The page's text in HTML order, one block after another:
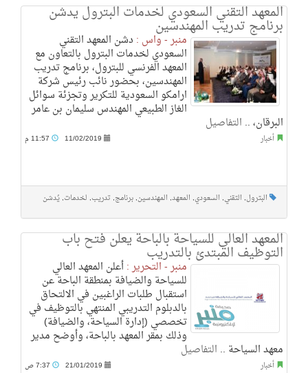
المعهد التقني السعودي لخدمات البترول يدشن
برنامج تدريب المهندسين
منبر - واس : دشن المعهد التقني
السعودي لخدمات البترول بالتعاون مع
المعهد الفرنسي للبترول، برنامج تدريب
المهندسين، بحضور نائب رئيس شركة
ارامكو السعودية للتكرير وتجزئة سوائل
الغاز الطبيعي المهندس سليمان بن عامر
البرقان، .. التفاصيل
أخبار 11/02/2019
البترول, التقني, السعودي, المعهد, المهندسين, برنامج, تدريب, لخدمات, يُدشن
المعهد العالي للسياحة بالباحة يعلن فتح باب
التوظيف المبتدئ بالتدريب
منبر - التحرير :أعلن المعهد العالي
للسياحة والضيافة بمنطقة الباحة عن
استقبال طلبات الراغبين في الالتحاق
بالدبلوم التدريبي المنتهي بالتوظيف في
تخصصي (إدارة السياحة، والضيافة)
وذلك بمقر المعهد بالباحة، وأوضح مدير
معهد السياحة .. التفاصيل
أخبار 21/01/2019